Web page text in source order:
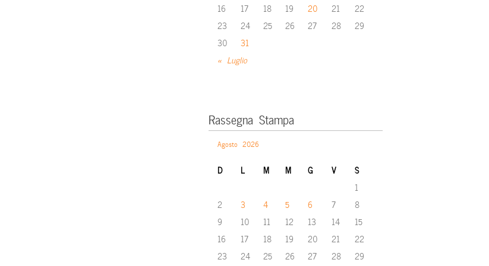
« Luglio
16
17 18 19 20 21
22
23
24 25 26 27 28
29
30
31
Rassegna Stampa
Agosto 2026
D L M M G V S
1
2
3 4 5 6 7
8
9
10 11 12 13 14
15
16
17 18 19 20 21
22
23
24 25 26 27 28
29